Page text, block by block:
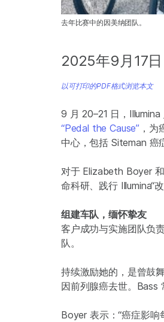
去年比赛中的因美纳团队。
2025年9月17日
以可打印的PDF格式浏览本文
9 月 20–21 日，
“Pedal the Cause” ，
中心，包括 Siteman 癌
对于 Elizabeth Boyer
命科研、践行 Illumina“
组建车队，缅怀挚友
客户成功与实施团队负
队。
持续激励她的，是曾鼓
因前列腺癌去世。Bass
Boyer 表示：“癌症影响